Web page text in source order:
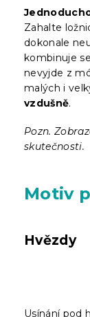
Zahalte
dokonale
kombinuje
nevyjde z
malých i
vzdušně.
Pozn.
skutečnosti.
Motiv
Hvězdy
Usínání pod